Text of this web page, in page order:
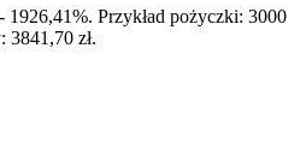
Przykład pożyczki: 3000
3841,70 zł.